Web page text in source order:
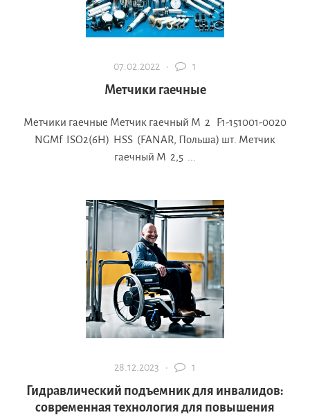
07.02.2022 · 1
Метчики гаечные
Метчики гаечные Метчик гаечный М 2 F1-151001-0020
NGMf ISO2(6H) HSS (FANAR, Польша) шт. Метчик
гаечный М 2,5 ...
28.12.2023 · 1
Гидравлический подъемник для инвалидов:
современная технология для повышения